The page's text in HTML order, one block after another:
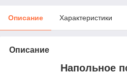
Описание Характеристики
Описание
Напольное